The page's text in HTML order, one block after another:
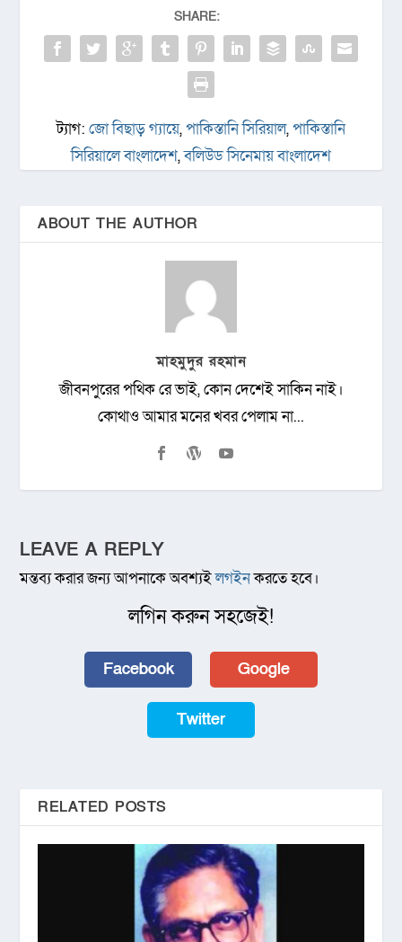
SHARE:
ট্যাগ: জো বিছাড় গ্যায়ে,পাকিস্তানি সিরিয়াল,পাকিস্তানি
সিরিয়ালে বাংলাদেশ,বলিউড সিনেমায় বাংলাদেশ
ABOUT THE AUTHOR
মাহমুদুর রহমান
জীবনপুরের পথিক রে ভাই, কোন দেশেই সাকিন নাই।
কোথাও আমার মনের খবর পেলাম না...
LEAVE A REPLY
মন্তব্য করার জন্য আপনাকে অবশ্যইলগইনকরতে হবে।
লগিন করুন সহজেই!
Facebook Google
Twitter
RELATED POSTS